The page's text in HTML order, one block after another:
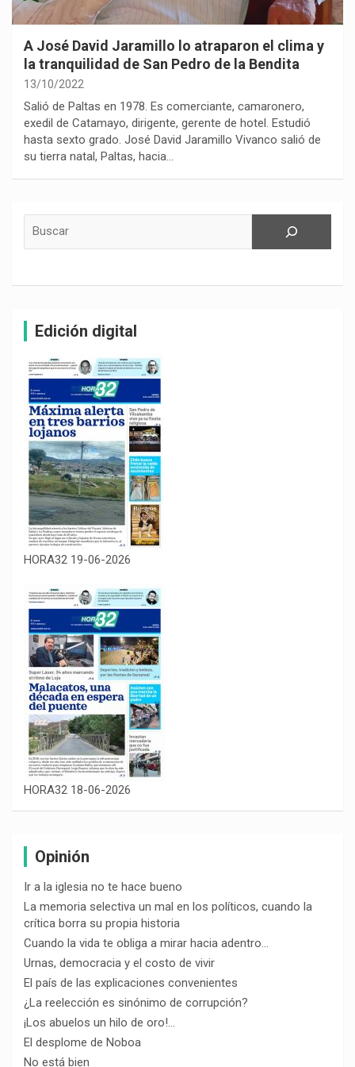
A José David Jaramillo lo atraparon el clima y
la tranquilidad de San Pedro de la Bendita
13/10/2022
Salió de Paltas en 1978. Es comerciante, camaronero,
exedil de Catamayo, dirigente, gerente de hotel. Estudió
hasta sexto grado. José David Jaramillo Vivanco salió de
su tierra natal, Paltas, hacia…
Edición digital
HORA32 19-06-2026
HORA32 18-06-2026
Opinión
Ir a la iglesia no te hace bueno
La memoria selectiva un mal en los políticos, cuando la
crítica borra su propia historia
Cuando la vida te obliga a mirar hacia adentro…
Urnas, democracia y el costo de vivir
El país de las explicaciones convenientes
¿La reelección es sinónimo de corrupción?
¡Los abuelos un hilo de oro!…
El desplome de Noboa
No está bien